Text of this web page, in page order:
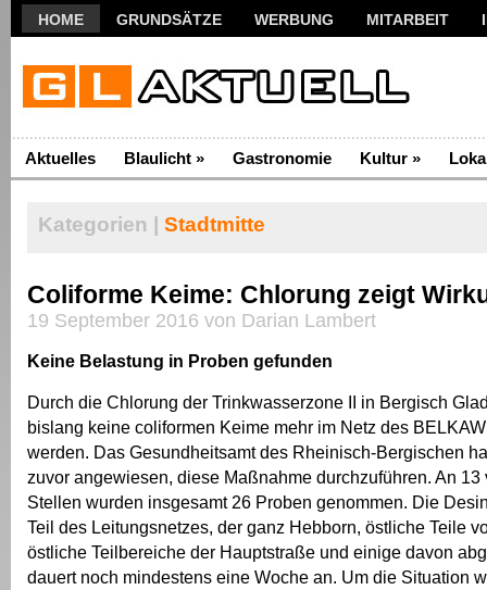
HOME GRUNDSÄTZE WERBUNG MITARBEIT
Aktuelles Blaulicht » Gastronomie Kultur »
Kategorien | Stadtmitte
Coliforme Keime: Chlorung zeigt
19 September 2016 von Darian Lambert
Keine Belastung in Proben gefunden
Durch die Chlorung der Trinkwasserzone II in Bergisch
bislang keine coliformen Keime mehr im Netz des
werden. Das Gesundheitsamt des Rheinisch-Bergischen
zuvor angewiesen, diese Maßnahme durchzuführen. An 13
Stellen wurden insgesamt 26 Proben genommen. Die
Teil des Leitungsnetzes, der ganz Hebborn, östliche Teile
östliche Teilbereiche der Hauptstraße und einige davon
dauert noch mindestens eine Woche an. Um die Situation